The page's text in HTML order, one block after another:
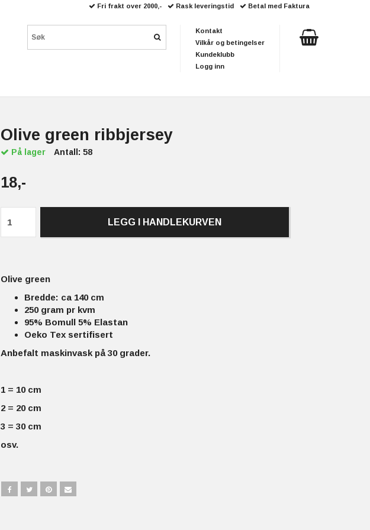
Olive green ribbjersey
På lager Antall: 58
18,-
LEGG I HANDLEKURVEN
Olive green
Bredde: ca 140 cm
250 gram pr kvm
95% Bomull 5% Elastan
Oeko Tex sertifisert
Anbefalt maskinvask på 30 grader.
1 = 10 cm
2 = 20 cm
3 = 30 cm
osv.
Fri frakt over 2000,- Rask leveringstid Betal med Faktura
Kontakt
Vilkår og betingelser
Kundeklubb
Logg inn